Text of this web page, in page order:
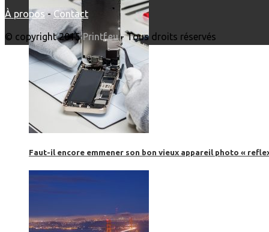
Faut-il encore emmener son bon vieux appareil photo « reflex
À propos-Contact
© copyright 2015Printf.eu- Tous droits réservés